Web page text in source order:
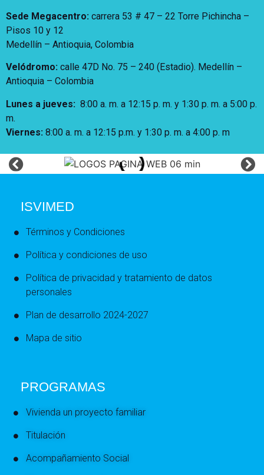
Sede Megacentro: carrera 53 # 47 – 22 Torre Pichincha –
Pisos 10 y 12
Medellín – Antioquia, Colombia
Velódromo: calle 47D No. 75 – 240 (Estadio). Medellín –
Antioquia – Colombia
Lunes a jueves: 8:00 a. m. a 12:15 p. m. y 1:30 p. m. a 5:00 p.
m.
Viernes: 8:00 a. m. a 12:15 p.m. y 1:30 p. m. a 4:00 p. m
ISVIMED
Términos y Condiciones
Política y condiciones de uso
Política de privacidad y tratamiento de datos
personales
Plan de desarrollo 2024-2027
Mapa de sitio
PROGRAMAS
Vivienda un proyecto familiar
Titulación
Acompañamiento Social